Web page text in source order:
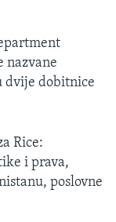
nazvane
dvije dobitnice
Rice:
i prava,
poslovne